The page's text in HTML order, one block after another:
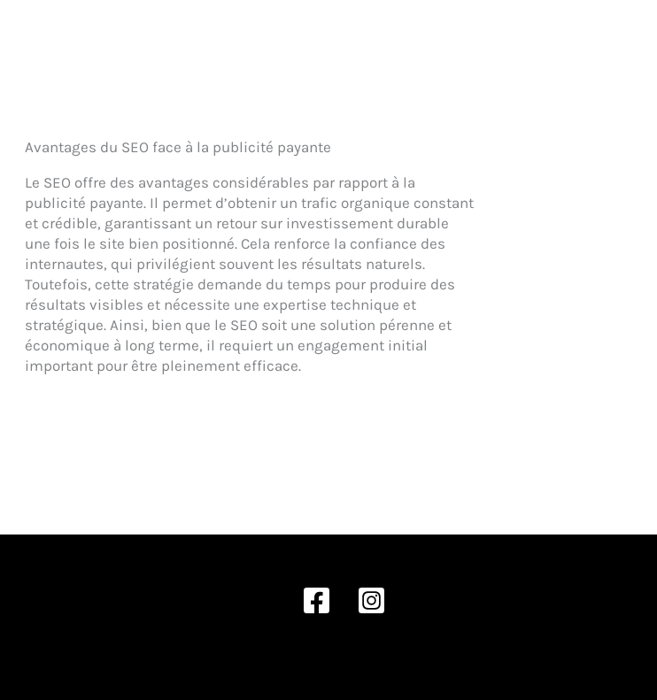
Avantages du SEO face à la publicité payante
Le SEO offre des avantages considérables par rapport à la
publicité payante. Il permet d’obtenir un trafic organique constant
et crédible, garantissant un retour sur investissement durable
une fois le site bien positionné. Cela renforce la confiance des
internautes, qui privilégient souvent les résultats naturels.
Toutefois, cette stratégie demande du temps pour produire des
résultats visibles et nécessite une expertise technique et
stratégique. Ainsi, bien que le SEO soit une solution pérenne et
économique à long terme, il requiert un engagement initial
important pour être pleinement efficace.